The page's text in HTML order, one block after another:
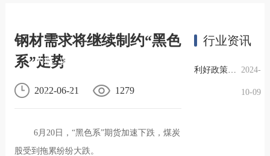
的概
况
的文
化
钢材需求将继续制约“黑色
系”走势
2022-06-21 1279
6月20日，“黑色系”期货加速下跌，煤炭
股受到拖累纷纷大跌。
行业资讯
利好政策提振钢市信心，四季度行业需求或小幅上升 2024-
10-09